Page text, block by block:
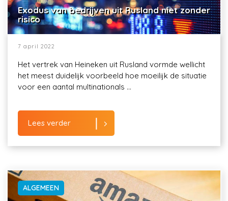
Exodus van bedrijven uit Rusland niet zonder
risico
7 april 2022
Het vertrek van Heineken uit Rusland vormde wellicht
het meest duidelijk voorbeeld hoe moeilijk de situatie
voor een aantal multinationals ...
Lees verder
ALGEMEEN